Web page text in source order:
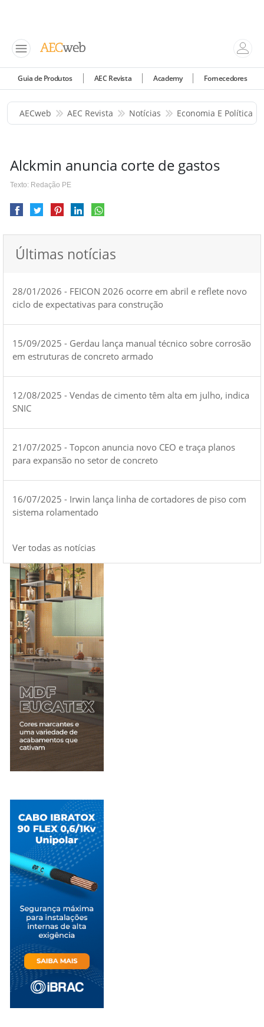
Guia de Produtos AEC Revista Academy Fornecedores
AECweb AEC Revista Notícias Economia E Política
Alckmin anuncia corte de gastos
Texto: Redação PE
Últimas notícias
28/01/2026 - FEICON 2026 ocorre em abril e reflete novo
ciclo de expectativas para construção
15/09/2025 - Gerdau lança manual técnico sobre corrosão
em estruturas de concreto armado
12/08/2025 - Vendas de cimento têm alta em julho, indica
SNIC
21/07/2025 - Topcon anuncia novo CEO e traça planos
para expansão no setor de concreto
16/07/2025 - Irwin lança linha de cortadores de piso com
sistema rolamentado
Ver todas as notícias